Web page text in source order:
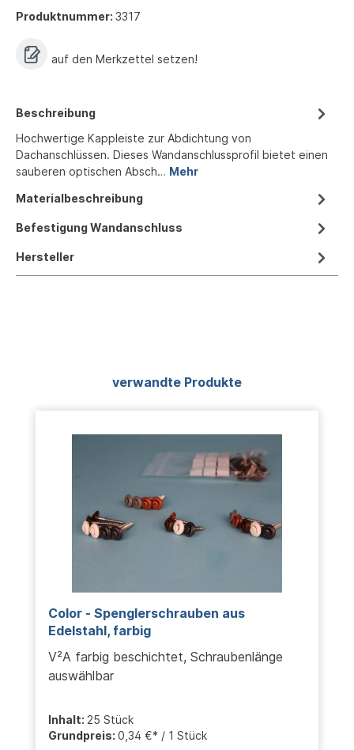
Produktnummer: 3317
auf den Merkzettel setzen!
Beschreibung
Hochwertige Kappleiste zur Abdichtung von
Dachanschlüssen. Dieses Wandanschlussprofil bietet einen
sauberen optischen Absch… Mehr
Materialbeschreibung
Befestigung Wandanschluss
Hersteller
Produktgalerie überspringen
verwandte Produkte
Color - Spenglerschrauben aus
Edelstahl, farbig
V²A farbig beschichtet, Schraubenlänge
auswählbar
Inhalt: 25 Stück
Grundpreis: 0,34 €* / 1 Stück